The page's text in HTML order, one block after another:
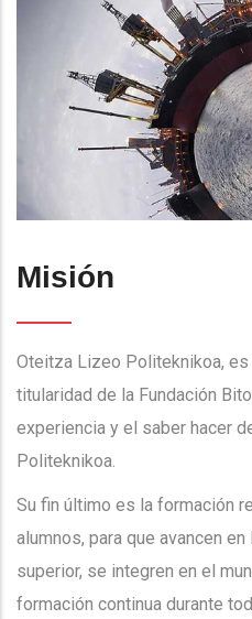
Misión
Oteitza Lizeo Politeknikoa, es
titularidad de la Fundación
experiencia y el saber hacer
Politeknikoa.
Su fin último es la formación
alumnos, para que avancen
superior, se integren en el
formación continua durante